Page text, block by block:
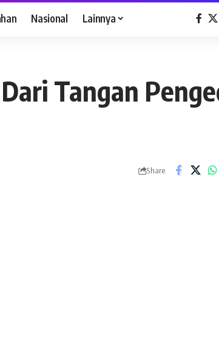
Nasional Lainnya
Tangan
Share